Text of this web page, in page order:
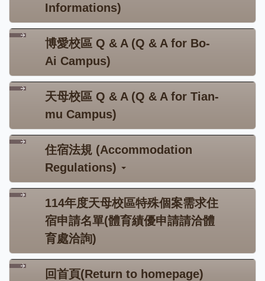
Informations)
博愛校區 Q & A (Q & A for Bo-
Ai Campus)
天母校區 Q & A (Q & A for Tian-
mu Campus)
住宿法規 (Accommodation
Regulations)
114年度天母校區特殊個案需求住
宿申請名單(體育績優申請請洽體
育處洽詢)
回首頁(Return to homepage)